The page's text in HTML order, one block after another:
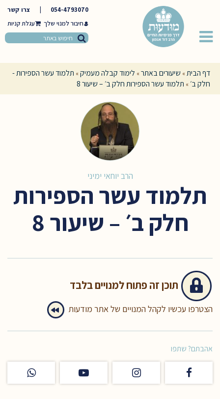
054-4793070
צרו קשר
חיבור למנוי שלך
דף הבית» שיעורים באתר» לימוד קבלה מעמיק» תלמוד עשר הספירות -
חלק ב׳ » תלמוד עשר הספירות חלק ב׳ – שיעור 8
הרב יוחאי ימיני
תלמוד עשר הספירות
חלק ב׳ – שיעור 8
תוכן זה פתוח למנויים בלבד
הצטרפו עכשיו לקהל המנויים של אתר מודעות
אהבתם? שתפו